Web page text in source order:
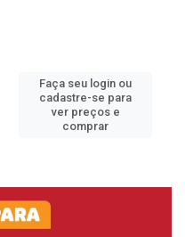
Faça seu login ou
cadastre-se para
ver preços e
comprar